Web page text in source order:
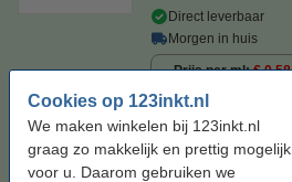
Cookies op 123inkt.nl
We maken winkelen bij 123inkt.nl
graag zo makkelijk en prettig mogelijk
voor u. Daarom gebruiken we
Direct leverbaar
Morgen in huis
Prijs per ml € 0,58
€ 24,50
Tip